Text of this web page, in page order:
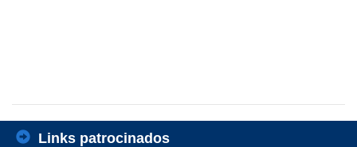
Links patrocinados